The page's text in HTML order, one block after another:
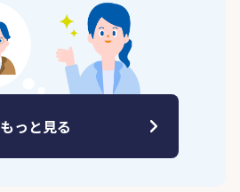
もっと見る